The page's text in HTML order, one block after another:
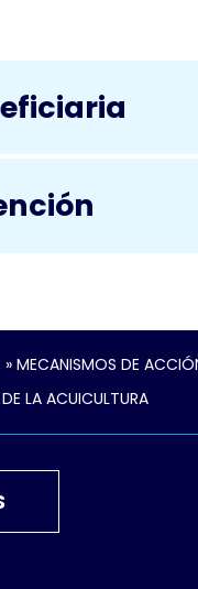
» MECANISMOS DE
LA ACUICULTURA